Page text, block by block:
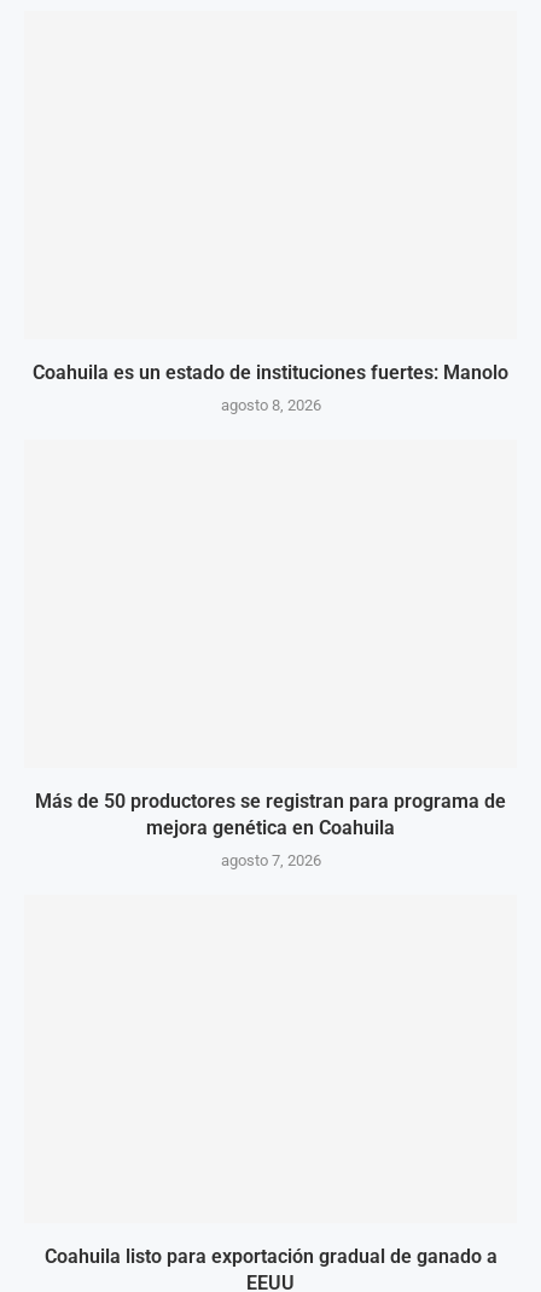
Coahuila es un estado de instituciones fuertes: Manolo
agosto 8, 2026
Más de 50 productores se registran para programa de
mejora genética en Coahuila
agosto 7, 2026
Coahuila listo para exportación gradual de ganado a
EEUU